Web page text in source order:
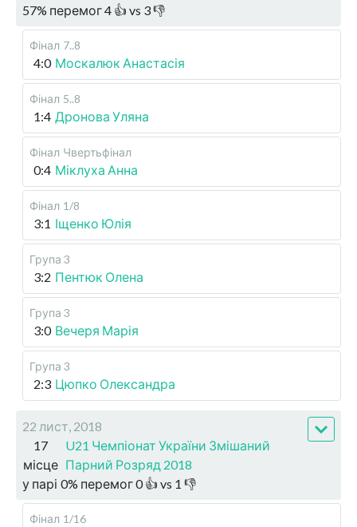
57% перемог4 👍 vs 3👎
Фінал 7..8
4:0 Москалюк Анастасія
Фінал 5..8
1:4 Дронова Уляна
Фінал Чвертьфінал
0:4 Міклуха Анна
Фінал 1/8
3:1 Іщенко Юлія
Група 3
3:2 Пентюк Олена
Група 3
3:0 Вечеря Марія
Група 3
2:3 Цюпко Олександра
22 лист, 2018
17
місце
U21 Чемпіонат України Змішаний
Парний Розряд 2018
у парі 0% перемог0👍 vs 1 👎
Фінал 1/16